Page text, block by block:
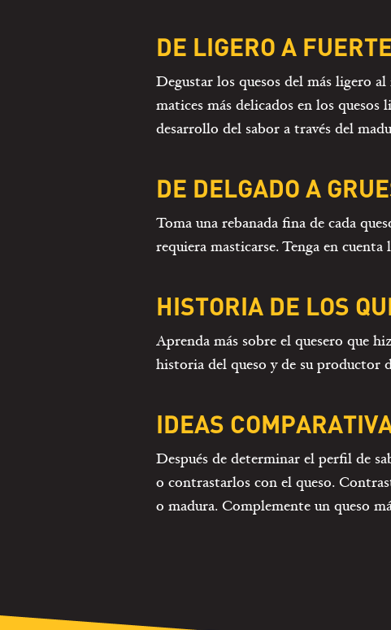
DE LIGERO A
Degustar los quesos del más ligero
matices más delicados en los quesos
desarrollo del sabor a través del
DE DELGADO A
Toma una rebanada fina de cada
requiera masticarse. Tenga en
HISTORIA DE LOS
Aprenda más sobre el quesero que
historia del queso y de su productor
IDEAS
Después de determinar el perfil de
o contrastarlos con el queso.
o madura. Complemente un queso